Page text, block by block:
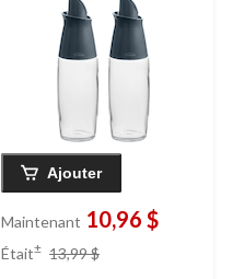
Ajouter
Maintenant 10,96 $
Était± 13,99 $